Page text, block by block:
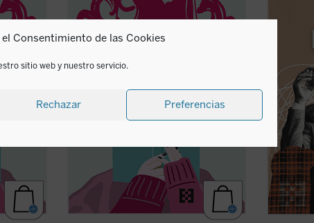
Consentimiento de las Cookies
sitio web y nuestro servicio.
Rechazar Preferencias
ser
conjunto de ensayos que pueden ser
cualquiera ... (ver ficha)
la
morales,